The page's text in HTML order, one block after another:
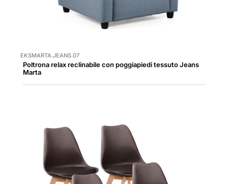
EKSMARTA.JEANS.07
Poltrona relax reclinabile con poggiapiedi tessuto Jeans
Marta